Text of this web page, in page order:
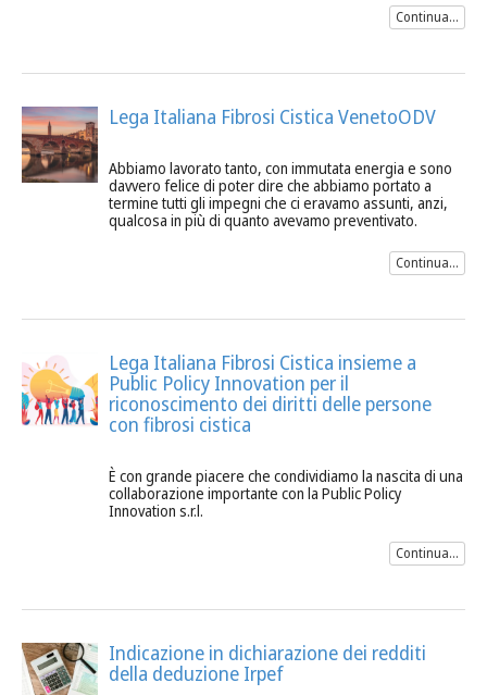
Continua...
Lega Italiana Fibrosi Cistica VenetoODV
Abbiamo lavorato tanto, con immutata energia e sono
davvero felice di poter dire che abbiamo portato a
termine tutti gli impegni che ci eravamo assunti, anzi,
qualcosa in più di quanto avevamo preventivato.
Continua...
Lega Italiana Fibrosi Cistica insieme a
Public Policy Innovation per il
riconoscimento dei diritti delle persone
con fibrosi cistica
È con grande piacere che condividiamo la nascita di una
collaborazione importante con la Public Policy
Innovation s.r.l.
Continua...
Indicazione in dichiarazione dei redditi
della deduzione Irpef